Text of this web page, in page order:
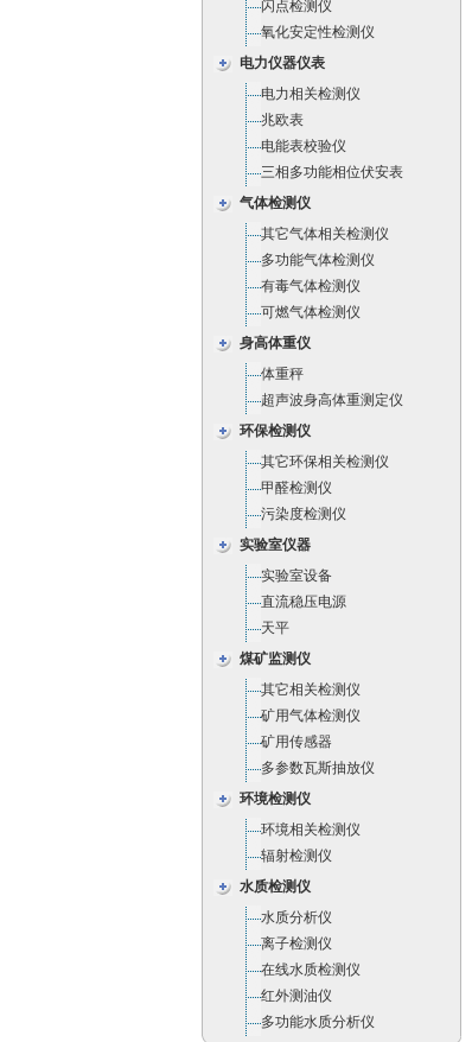
闪点检测仪
氧化安定性检测仪
电力仪器仪表
电力相关检测仪
兆欧表
电能表校验仪
三相多功能相位伏安表
气体检测仪
其它气体相关检测仪
多功能气体检测仪
有毒气体检测仪
可燃气体检测仪
身高体重仪
体重秤
超声波身高体重测定仪
环保检测仪
其它环保相关检测仪
甲醛检测仪
污染度检测仪
实验室仪器
实验室设备
直流稳压电源
天平
煤矿监测仪
其它相关检测仪
矿用气体检测仪
矿用传感器
多参数瓦斯抽放仪
环境检测仪
环境相关检测仪
辐射检测仪
水质检测仪
水质分析仪
离子检测仪
在线水质检测仪
红外测油仪
多功能水质分析仪